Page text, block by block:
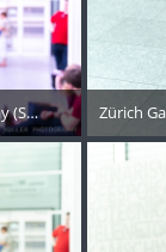
(Samstag) - 151Zürich